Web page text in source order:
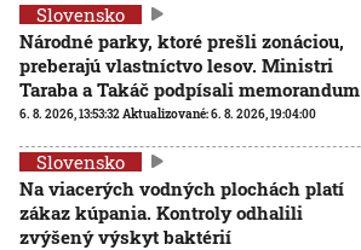
Slovensko
Národné parky, ktoré prešli zonáciou,
preberajú vlastníctvo lesov. Ministri
Taraba a Takáč podpísali memorandum
6. 8. 2026, 13:53:32Aktualizované:6. 8. 2026, 19:04:00
Slovensko
Na viacerých vodných plochách platí
zákaz kúpania. Kontroly odhalili
zvýšený výskyt baktérií